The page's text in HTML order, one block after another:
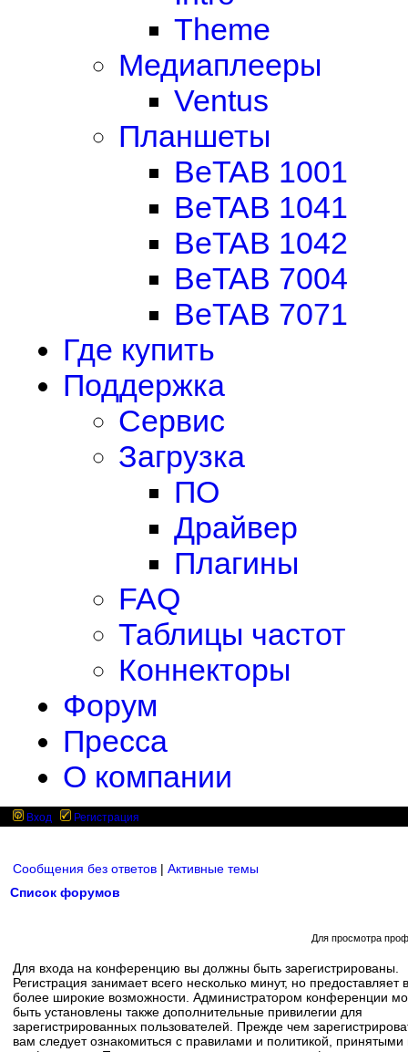
Theme
Медиаплееры
Ventus
Планшеты
BeTAB 1001
BeTAB 1041
BeTAB 1042
BeTAB 7004
BeTAB 7071
Где купить
Поддержка
Сервис
Загрузка
ПО
Драйвер
Плагины
FAQ
Таблицы частот
Коннекторы
Форум
Пресса
О компании
Вход Регистрация
Сообщения без ответов | Активные темы
Список форумов
Для просмотра
Для входа на конференцию вы должны быть зарегистрированы.
Регистрация занимает всего несколько минут, но предоставляет
более широкие возможности. Администратором конференции
быть установлены также дополнительные привилегии для
зарегистрированных пользователей. Прежде чем
вам следует ознакомиться с правилами и политикой, принятыми